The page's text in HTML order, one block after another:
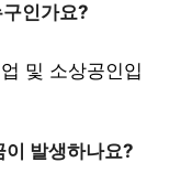
인가요?
및 소상공인입
이 발생하나요?